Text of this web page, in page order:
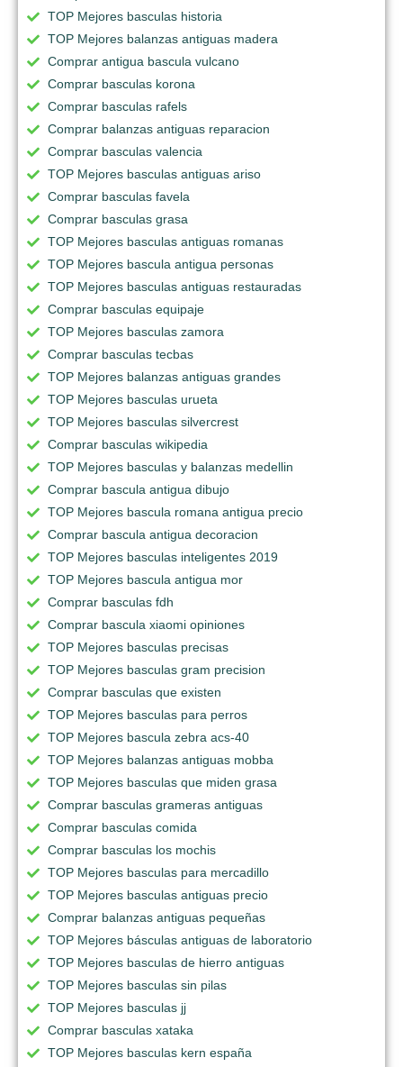
TOP Mejores basculas historia
TOP Mejores balanzas antiguas madera
Comprar antigua bascula vulcano
Comprar basculas korona
Comprar basculas rafels
Comprar balanzas antiguas reparacion
Comprar basculas valencia
TOP Mejores basculas antiguas ariso
Comprar basculas favela
Comprar basculas grasa
TOP Mejores basculas antiguas romanas
TOP Mejores bascula antigua personas
TOP Mejores basculas antiguas restauradas
Comprar basculas equipaje
TOP Mejores basculas zamora
Comprar basculas tecbas
TOP Mejores balanzas antiguas grandes
TOP Mejores basculas urueta
TOP Mejores basculas silvercrest
Comprar basculas wikipedia
TOP Mejores basculas y balanzas medellin
Comprar bascula antigua dibujo
TOP Mejores bascula romana antigua precio
Comprar bascula antigua decoracion
TOP Mejores basculas inteligentes 2019
TOP Mejores bascula antigua mor
Comprar basculas fdh
Comprar bascula xiaomi opiniones
TOP Mejores basculas precisas
TOP Mejores basculas gram precision
Comprar basculas que existen
TOP Mejores basculas para perros
TOP Mejores bascula zebra acs-40
TOP Mejores balanzas antiguas mobba
TOP Mejores basculas que miden grasa
Comprar basculas grameras antiguas
Comprar basculas comida
Comprar basculas los mochis
TOP Mejores basculas para mercadillo
TOP Mejores basculas antiguas precio
Comprar balanzas antiguas pequeñas
TOP Mejores básculas antiguas de laboratorio
TOP Mejores basculas de hierro antiguas
TOP Mejores basculas sin pilas
TOP Mejores basculas jj
Comprar basculas xataka
TOP Mejores basculas kern españa